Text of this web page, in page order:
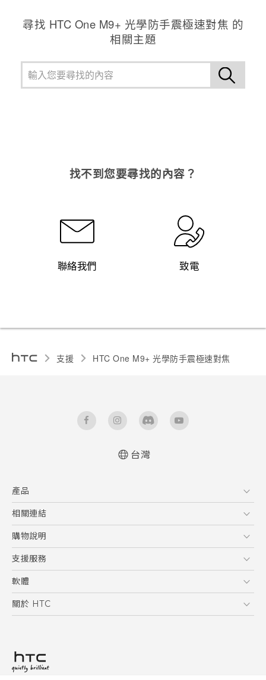
尋找 HTC One M9+ 光學防手震極速對焦 的
相關主題
找不到您要尋找的內容？
聯絡我們 致電
支援 HTC One M9+ 光學防手震極速對焦‎
台灣
產品
5G
智慧型手機
配件
相關連結
HTC Research
購物說明
購物須知
訂單管理
付款方式
支援服務
到府收送維修服務
服務中心資訊
客戶服務佈告欄
軟體
應用程式
HTC Sync Manager
關於 HTC
投資人